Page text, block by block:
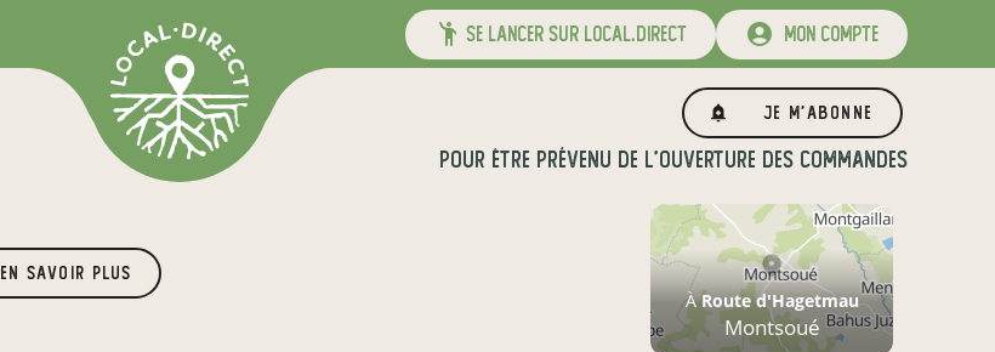
se lancer sur local.direct mon compte
Je m'abonne
POUR ÊTRE PRÉVENU DE L'OUVERTURE DES COMMANDES
En savoir plus
ÀRoute d'Hagetmau
Montsoué